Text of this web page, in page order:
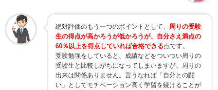
絶対評価のもう一つのポイントとして、 周りの受験
生の得点が高かろうが低かろうが、自分さえ満点の
60％以上を得点していれば合格できる 点です。
受験勉強をしていると、成績などをついつい周りの
受験生と比較しがちになってしまいますが、周りの
出来は関係ありません。言うなれば「自分との闘
い」としてモチベーション高く学習を続けることが